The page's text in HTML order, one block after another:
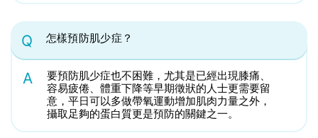
Q 怎樣預防肌少症？
A
要預防肌少症也不困難，尤其是已經出現膝痛、
容易疲倦、體重下降等早期徵狀的人士更需要留
意，平日可以多做帶氧運動增加肌肉力量之外，
攝取足夠的蛋白質更是預防的關鍵之一。